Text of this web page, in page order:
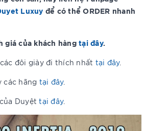
Luxuy để có thể ORDER nhanh
giá của khách hàng tại đây.
đôi giày đi thích nhất tại đây.
các hãng tại đây.
Duyệttại đây.